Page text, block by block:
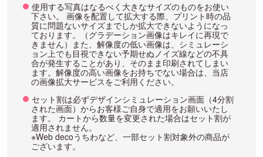
使用する写真はなるべく大きなサイズのものをお使い
下さい。 画像を配置して拡大する際、プリント時の品
質に問題ないサイズまでしか拡大できないようになっ
ております。（グラデーション画像はキレイに再現で
きません）また、解像度の低い画像は、シミュレーシ
ョン上でも目視できない予期せぬノイズ線などの不具
合が発生することがあり、そのまま印刷されてしまい
ます。解像度の高い画像をお持ちでない場合は、当店
の画像拡大サービスをご利用ください。
セット割は必ずデザインシミュレーション画面（4分割
された画面）からお客様ご自身で適用をお願いいたし
ます。 カートから数量を変更された場合はセット割が
適用されません。
※Web decoうちわなど、一部セット割対象外の商品が
ございます。